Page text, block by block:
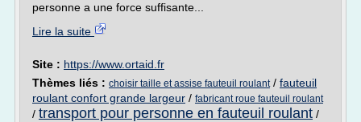
personne a une force suffisante...
Lire la suite
Site : https://www.ortaid.fr
Thèmes liés : choisir taille et assise fauteuil roulant/ fauteuil
roulant confort grande largeur / fabricant roue fauteuil roulant
/ transport pour personne en fauteuil roulant /